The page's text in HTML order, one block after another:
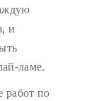
и
ламе.
работ по